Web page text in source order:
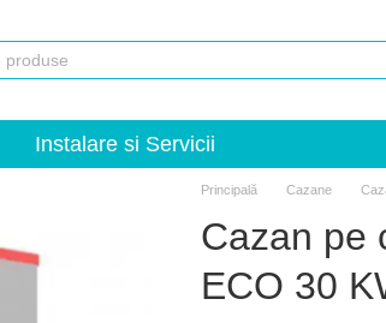
Instalare si Servicii
Principală Сazane
Cazan pe
ECO 30